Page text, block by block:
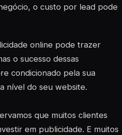
o custo por lead pode
online pode trazer
o sucesso dessas
condicionado pela sua
nível do seu website.
que muitos clientes
em publicidade. E muitos